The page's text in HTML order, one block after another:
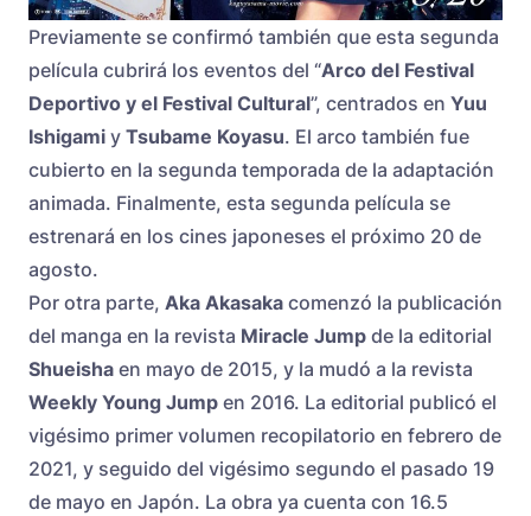
Previamente se confirmó también que esta segunda
película cubrirá los eventos del “Arco del Festival
Deportivo y el Festival Cultural”, centrados en Yuu
Ishigami y Tsubame Koyasu. El arco también fue
cubierto en la segunda temporada de la adaptación
animada. Finalmente, esta segunda película se
estrenará en los cines japoneses el próximo 20 de
agosto.
Por otra parte, Aka Akasaka comenzó la publicación
del manga en la revista Miracle Jump de la editorial
Shueisha en mayo de 2015, y la mudó a la revista
Weekly Young Jump en 2016. La editorial publicó el
vigésimo primer volumen recopilatorio en febrero de
2021, y seguido del vigésimo segundo el pasado 19
de mayo en Japón. La obra ya cuenta con 16.5